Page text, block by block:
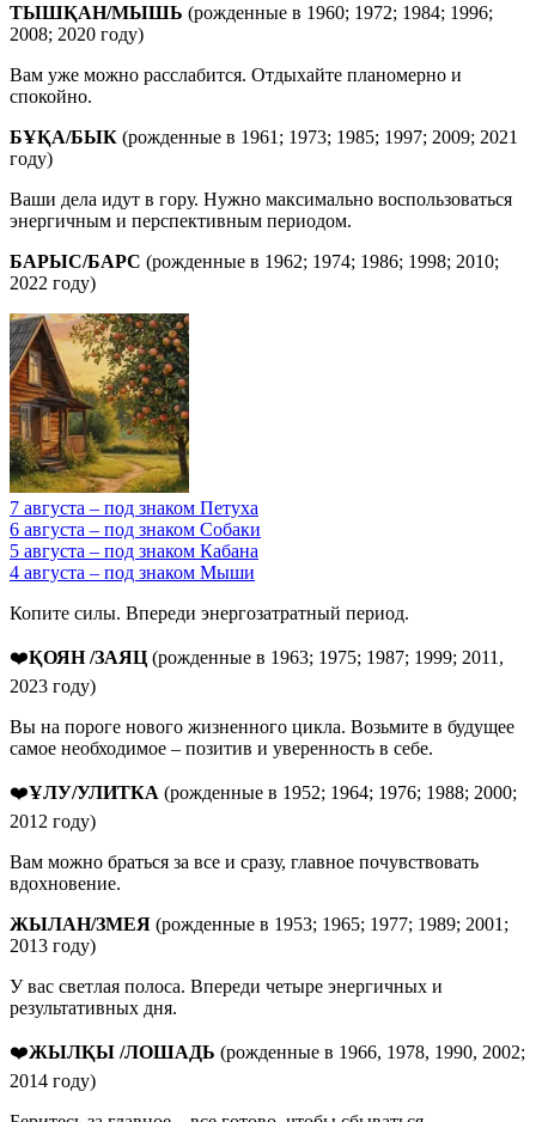
ТЫШҚАН/МЫШЬ (рожденные в 1960; 1972; 1984; 1996;
2008; 2020 году)
Вам уже можно расслабится. Отдыхайте планомерно и
спокойно.
БҰҚА/БЫК (рожденные в 1961; 1973; 1985; 1997; 2009; 2021
году)
Ваши дела идут в гору. Нужно максимально воспользоваться
энергичным и перспективным периодом.
БАРЫС/БАРС (рожденные в 1962; 1974; 1986; 1998; 2010;
2022 году)
7 августа – под знаком Петуха
6 августа – под знаком Собаки
5 августа – под знаком Кабана
4 августа – под знаком Мыши
Копите силы. Впереди энергозатратный период.
❤️ҚОЯН /ЗАЯЦ (рожденные в 1963; 1975; 1987; 1999; 2011,
2023 году)
Вы на пороге нового жизненного цикла. Возьмите в будущее
самое необходимое – позитив и уверенность в себе.
❤️ҰЛУ/УЛИТКА (рожденные в 1952; 1964; 1976; 1988; 2000;
2012 году)
Вам можно браться за все и сразу, главное почувствовать
вдохновение.
ЖЫЛАН/ЗМЕЯ (рожденные в 1953; 1965; 1977; 1989; 2001;
2013 году)
У вас светлая полоса. Впереди четыре энергичных и
результативных дня.
❤️ЖЫЛҚЫ /ЛОШАДЬ (рожденные в 1966, 1978, 1990, 2002;
2014 году)